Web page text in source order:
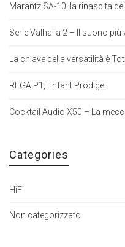
Marantz SA-10, la rinascita
Serie Valhalla 2 – Il suono
La chiave della versatilità è
REGA P1, Enfant Prodige!
Cocktail Audio X50 – La
Categories
HiFi
Non categorizzato